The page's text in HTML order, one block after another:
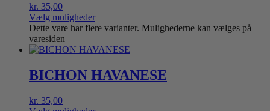
kr. 35,00
Vælg muligheder
Dette vare har flere varianter. Mulighederne kan vælges på
varesiden
BICHON HAVANESE
kr. 35,00